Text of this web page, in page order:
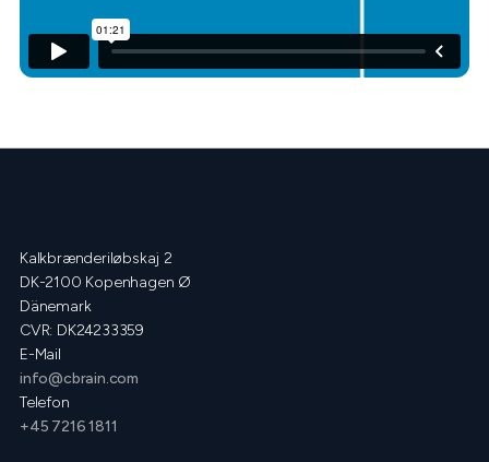
Kalkbrænderiløbskaj 2
DK-2100 Kopenhagen Ø
Dänemark
CVR: DK24233359
E-Mail
info@cbrain.com
Telefon
+45 7216 1811